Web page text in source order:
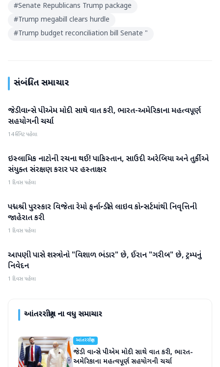
#Senate Republicans Trump package
#Trump megabill clears hurdle
#Trump budget reconciliation bill Senate "
સંબંધિત સમાચાર
આંતરરાષ્ટ્રીય
જેડી વાન્સે પીએમ મોદી સાથે વાત કરી, ભારત-અમેરિકાના મહત્વપૂર્ણ
સહયોગની ચર્ચા
14 મિનિટ પહેલા
આંતરરાષ્ટ્રીય
ઇસ્લામિક નાટોની રચના થઈ! પાકિસ્તાન, સાઉદી અરેબિયા અને તુર્કીએ
સંયુક્ત સંરક્ષણ કરાર પર હસ્તાક્ષર
1 દિવસ પહેલા
આંતરરાષ્ટ્રીય
પદ્મશ્રી પુરસ્કાર વિજેતા રેમો ફર્નાન્ડીસે લાઇવ કોન્સર્ટમાંથી નિવૃત્તિની
જાહેરાત કરી
1 દિવસ પહેલા
આંતરરાષ્ટ્રીય
આપણી પાસે શસ્ત્રોનો "વિશાળ ભંડાર" છે, ઈરાન "ગરીબ" છે, ટ્રમ્પનું
નિવેદન
1 દિવસ પહેલા
આંતરરાષ્ટ્રીયના વધુ સમાચાર
આંતરરાષ્ટ્રીય
જેડી વાન્સે પીએમ મોદી સાથે વાત કરી, ભારત-
અમેરિકાના મહત્વપૂર્ણ સહયોગની ચર્ચા